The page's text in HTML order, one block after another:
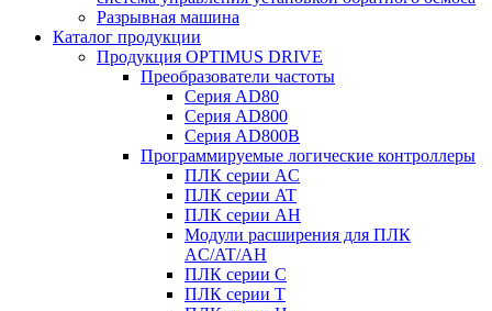
Разрывная машина
Каталог продукции
Продукция OPTIMUS DRIVE
Преобразователи частоты
Серия AD80
Серия AD800
Серия AD800B
Программируемые логические контроллеры
ПЛК серии AC
ПЛК серии AT
ПЛК серии AH
Модули расширения для ПЛК
AC/AT/AH
ПЛК серии C
ПЛК серии T